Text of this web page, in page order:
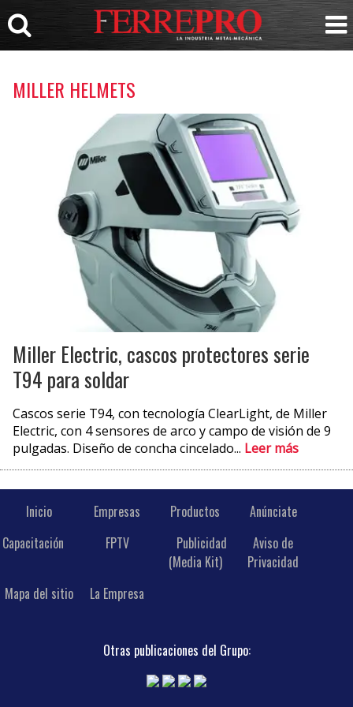
MILLER HELMETS
Miller Electric, cascos protectores serie
T94 para soldar
Cascos serie T94, con tecnología ClearLight, de Miller
Electric, con 4 sensores de arco y campo de visión de 9
pulgadas. Diseño de concha cincelado... Leer más
Inicio Empresas Productos
Anúnciate
Capacitación
FPTV
Publicidad
(Media Kit)
Aviso de
Privacidad
Mapa del sitio
La Empresa
Otras publicaciones del Grupo: